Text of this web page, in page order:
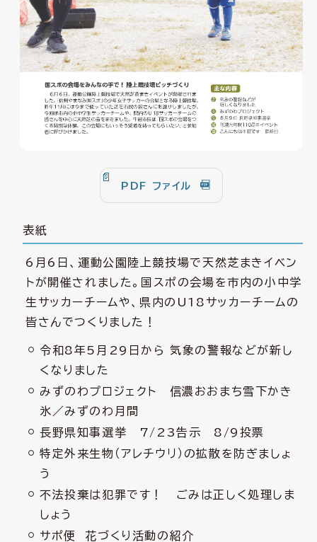
PDF ファイル
表紙
6月6日、運動公園陸上競技場で天然芝まきイベン
トが開催されました。国スポの会場を市内の小中学
生サッカーチームや、県内のU18サッカーチームの
皆さんでつくりました！
令和8年5月29日から 気象の警報などが新し
くなりました
みずのわプロジェクト 信濃おおまち雪下かき
氷／みずのわ月間
長野県知事選挙 7/23告示 8/9投票
特定外来生物（アレチウリ）の拡散を防ぎましょ
う
不法投棄は犯罪です！ ごみは正しく処理しま
しょう
サポ便 花づくり活動の紹介